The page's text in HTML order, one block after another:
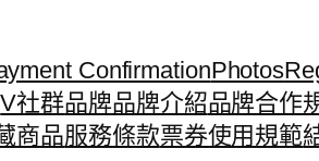
ConfirmationPhotos
V社群品牌品牌介紹品牌合作
商品服務條款票券使用規範